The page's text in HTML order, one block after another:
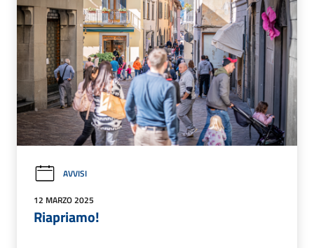
AVVISI
12 MARZO 2025
Riapriamo!